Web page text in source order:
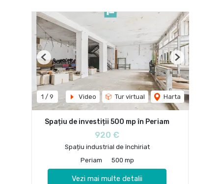
1 / 9 Video Tur virtual Harta
Previous Next
Spațiu de investiții 500 mp în Periam
920 €
Spațiu industrial de închiriat
Periam
500 mp
Vezi mai multe detalii